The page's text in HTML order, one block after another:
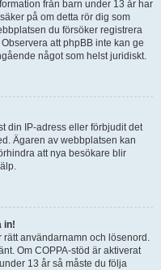
från barn under 13 år har
på om detta rör dig som
du försöker registrera
att phpBB inte kan ge
något som helst juridiskt.
din IP-adress eller förbjudit det
Ägaren av webbplatsen kan
att nya besökare blir
in!
rätt användarnamn och lösenord.
Om COPPA-stöd är aktiverat
13 år så måste du följa